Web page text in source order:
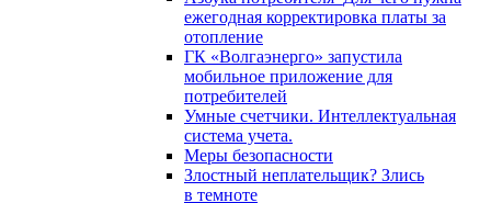
ежегодная корректировка платы за
отопление
ГК «Волгаэнерго» запустила
мобильное приложение для
потребителей
Умные счетчики. Интеллектуальная
система учета.
Меры безопасности
Злостный неплательщик? Злись
в темноте